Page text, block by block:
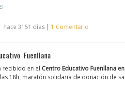
hace 3151 días | 1 Comentario
Fuenllana
recibido en el Centro Educativo Fuenllana
18h, maratón solidaria de donación de